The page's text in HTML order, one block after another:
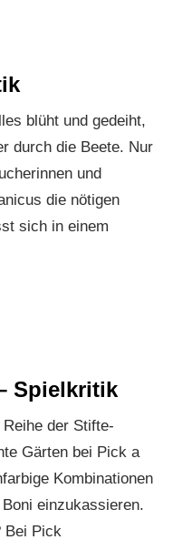
blüht und gedeiht,
durch die Beete. Nur
und
die nötigen
sich in einem
Spielkritik
der Stifte-
Gärten bei Pick a
Kombinationen
einzukassieren.
Bei Pick